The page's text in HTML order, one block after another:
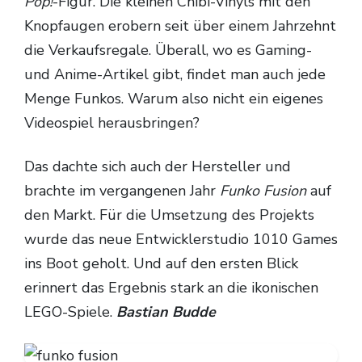
TV-Programm
Knopfaugen erobern seit über einem Jahrzehnt
die Verkaufsregale. Überall, wo es Gaming-
und Anime-Artikel gibt, findet man auch jede
Menge Funkos. Warum also nicht ein eigenes
Videospiel herausbringen?
Das dachte sich auch der Hersteller und
brachte im vergangenen Jahr Funko Fusionauf
den Markt. Für die Umsetzung des Projekts
wurde das neue Entwicklerstudio 1010 Games
ins Boot geholt. Und auf den ersten Blick
erinnert das Ergebnis stark an die ikonischen
LEGO-Spiele. Bastian Budde